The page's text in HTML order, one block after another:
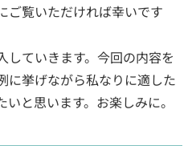
ご覧いただければ幸いです
していきます。今回の内容を
に挙げながら私なりに適した
と思います。お楽しみに。